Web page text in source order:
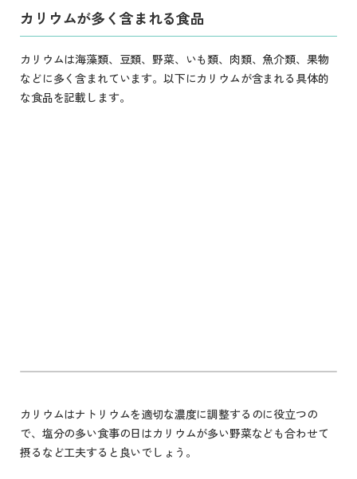
カリウムが多く含まれる食品
カリウムは海藻類、豆類、野菜、いも類、肉類、魚介類、果物
などに多く含まれています。以下にカリウムが含まれる具体的
な食品を記載します。
カリウムはナトリウムを適切な濃度に調整するのに役立つの
で、塩分の多い食事の日はカリウムが多い野菜なども合わせて
摂るなど工夫すると良いでしょう。